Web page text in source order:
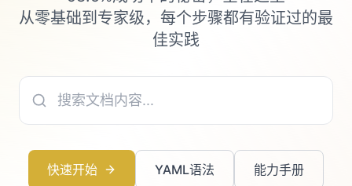
从零基础到专家级，每个步骤都有验证过的最
佳实践
快速开始 YAML语法 能力手册